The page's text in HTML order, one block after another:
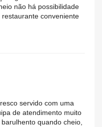
não há possibilidade
conveniente
servido com uma
de atendimento muito
quando cheio,